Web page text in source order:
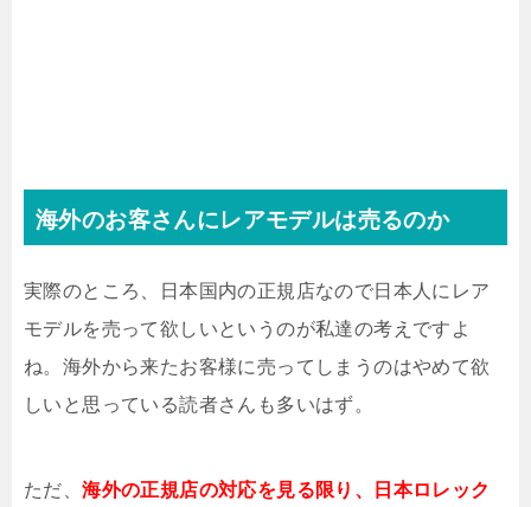
海外のお客さんにレアモデルは売るのか
実際のところ、日本国内の正規店なので日本人にレア
モデルを売って欲しいというのが私達の考えですよ
ね。海外から来たお客様に売ってしまうのはやめて欲
しいと思っている読者さんも多いはず。
ただ、海外の正規店の対応を見る限り、日本ロレック